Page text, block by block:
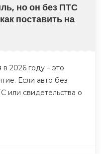
но он без ПТС
поставить на
2026 году – это
Если авто без
или свидетельства о